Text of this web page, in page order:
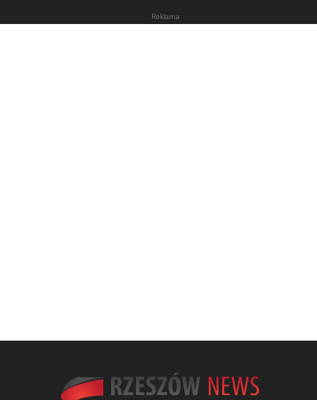
Reklama